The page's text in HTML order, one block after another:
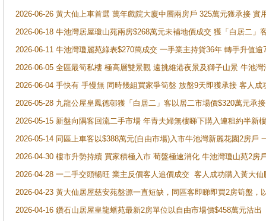
2026-06-26 黃大仙上車首選 萬年戲院大廈中層兩房戶 325萬元獲承接 實
2026-06-18 牛池灣居屋瓊山苑兩房$268萬元未補地價成交 獲「白居二」
2026-06-11 牛池灣瓊麗苑綠表$270萬成交 一手業主持貨36年 轉手升值逾
2026-06-05 全區最筍私樓 極高層雙景觀 遠挑維港夜景及獅子山景 牛池
2026-06-04 手快有 手慢無 同時幾組買家爭筍盤 放盤9天即獲承接 客人
2026-05-28 九龍公屋皇鳳德邨獲「白居二」客以居二市場價$320萬元承接
2026-05-15 新盤向隅客回流二手市場 年青夫婦無樓睇下購入連租約半新
2026-05-14 同區上車客以$388萬元(自由市場)入市牛池灣新麗花園2房戶
2026-04-30 樓市升勢持續 買家積極入市 荀盤極速消化 牛池灣瓊山苑2房
2026-04-28 一二手交頭暢旺 業主反價客人追價成交 客人成功購入黃大
2026-04-23 黃大仙居屋慈安苑盤源一直短缺，同區客即睇即買2房筍盤，
2026-04-16 鑽石山居屋皇龍蟠苑最新2房單位以自由市場價$458萬元沽出